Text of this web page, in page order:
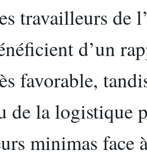
travailleurs de
d’un
favorable,
de la logistique
minimas face